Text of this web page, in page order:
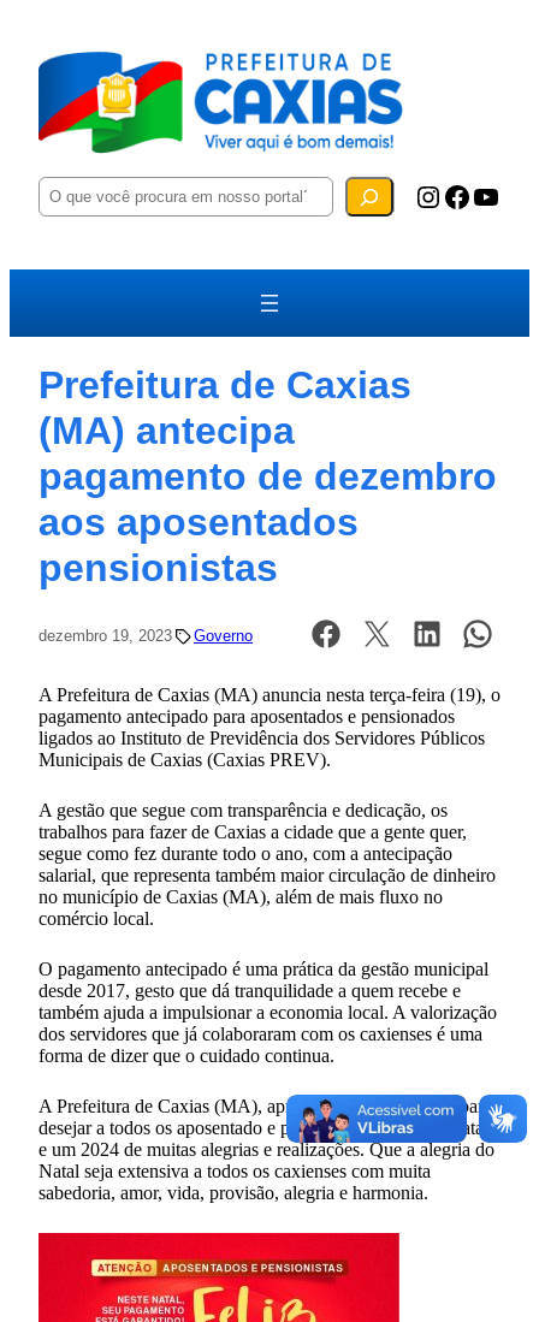
P
e
u
a
Instagram Facebook YouTube
Prefeitura de Caxias
(MA) antecipa
pagamento de dezembro
aos aposentados
pensionistas
dezembro 19, 2023 Governo
A Prefeitura de Caxias (MA) anuncia nesta terça-feira (19), o
pagamento antecipado para aposentados e pensionados
ligados ao Instituto de Previdência dos Servidores Públicos
Municipais de Caxias (Caxias PREV).
A gestão que segue com transparência e dedicação, os
trabalhos para fazer de Caxias a cidade que a gente quer,
segue como fez durante todo o ano, com a antecipação
salarial, que representa também maior circulação de dinheiro
no município de Caxias (MA), além de mais fluxo no
comércio local.
O pagamento antecipado é uma prática da gestão municipal
desde 2017, gesto que dá tranquilidade a quem recebe e
também ajuda a impulsionar a economia local. A valorização
dos servidores que já colaboraram com os caxienses é uma
forma de dizer que o cuidado continua.
A Prefeitura de Caxias (MA), aproveita a oportunidade para
desejar a todos os aposentado e pensionistas um Feliz Natal
e um 2024 de muitas alegrias e realizações. Que a alegria do
Natal seja extensiva a todos os caxienses com muita
sabedoria, amor, vida, provisão, alegria e harmonia.